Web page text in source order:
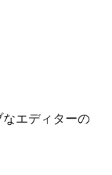
エディターの